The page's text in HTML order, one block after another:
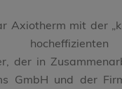
Axiotherm mit der
der in
GmbH und der